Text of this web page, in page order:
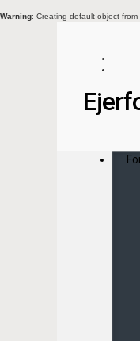
Warning: Creating default object from